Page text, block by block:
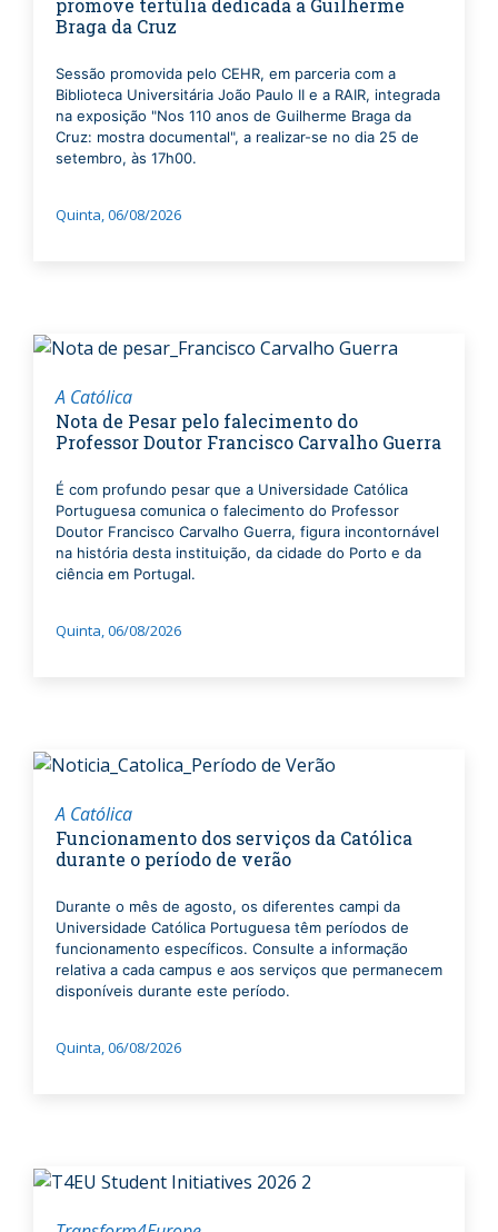
promove tertúlia dedicada a Guilherme
Braga da Cruz
Sessão promovida pelo CEHR, em parceria com a
Biblioteca Universitária João Paulo II e a RAIR, integrada
na exposição "Nos 110 anos de Guilherme Braga da
Cruz: mostra documental", a realizar-se no dia 25 de
setembro, às 17h00.
Quinta, 06/08/2026
A Católica
Nota de Pesar pelo falecimento do
Professor Doutor Francisco Carvalho Guerra
É com profundo pesar que a Universidade Católica
Portuguesa comunica o falecimento do Professor
Doutor Francisco Carvalho Guerra, figura incontornável
na história desta instituição, da cidade do Porto e da
ciência em Portugal.
Quinta, 06/08/2026
A Católica
Funcionamento dos serviços da Católica
durante o período de verão
Durante o mês de agosto, os diferentes campi da
Universidade Católica Portuguesa têm períodos de
funcionamento específicos. Consulte a informação
relativa a cada campus e aos serviços que permanecem
disponíveis durante este período.
Quinta, 06/08/2026